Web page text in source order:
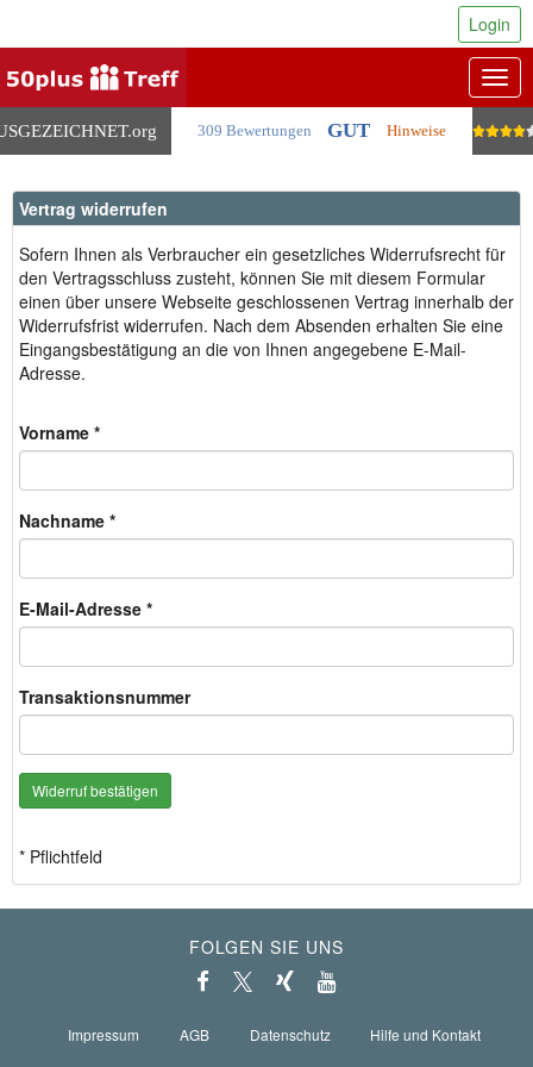
.org 309 Bewertungen GUT Hinweise
Login
Vertrag widerrufen
Sofern Ihnen als Verbraucher ein gesetzliches Widerrufsrecht für
den Vertragsschluss zusteht, können Sie mit diesem Formular
einen über unsere Webseite geschlossenen Vertrag innerhalb der
Widerrufsfrist widerrufen. Nach dem Absenden erhalten Sie eine
Eingangsbestätigung an die von Ihnen angegebene E-Mail-
Adresse.
Vorname *
Nachname *
E-Mail-Adresse *
Transaktionsnummer
Widerruf bestätigen
* Pflichtfeld
FOLGEN SIE UNS
Impressum AGB Datenschutz
Hilfe und Kontakt